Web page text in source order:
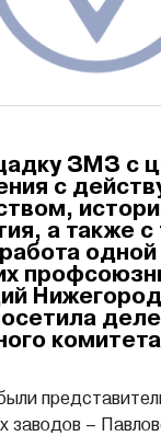
ЗМЗ с
с
а также с
одной
заводов –